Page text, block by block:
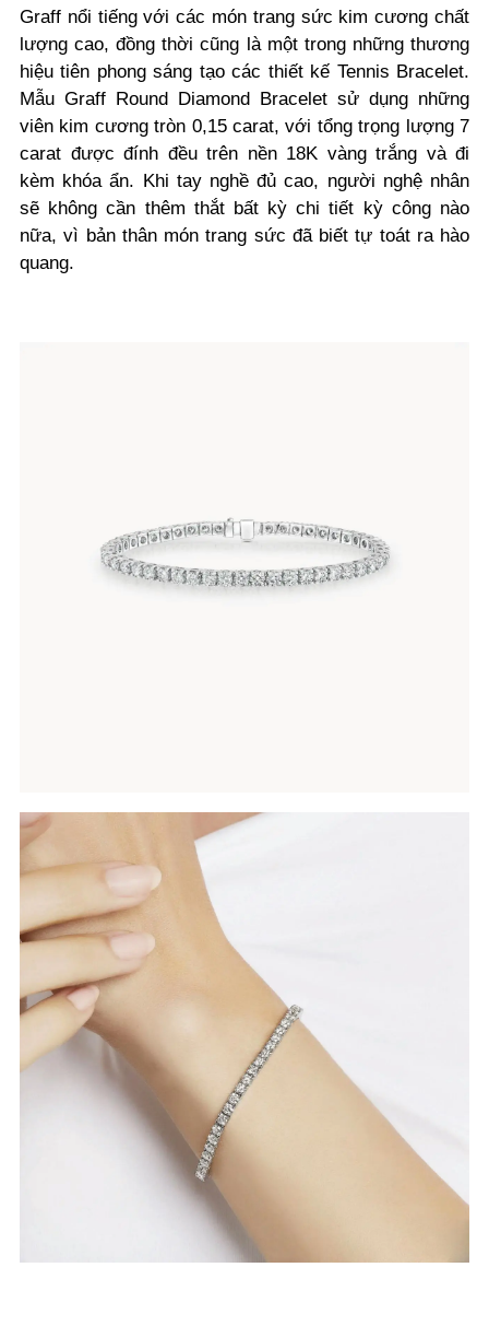
Graff nổi tiếng với các món trang sức kim cương chất
lượng cao, đồng thời cũng là một trong những thương
hiệu tiên phong sáng tạo các thiết kế Tennis Bracelet.
Mẫu Graff Round Diamond Bracelet sử dụng những
viên kim cương tròn 0,15 carat, với tổng trọng lượng 7
carat được đính đều trên nền 18K vàng trắng và đi
kèm khóa ẩn. Khi tay nghề đủ cao, người nghệ nhân
sẽ không cần thêm thắt bất kỳ chi tiết kỳ công nào
nữa, vì bản thân món trang sức đã biết tự toát ra hào
quang.